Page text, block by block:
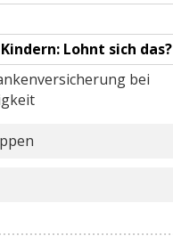
Lohnt sich das?
bei